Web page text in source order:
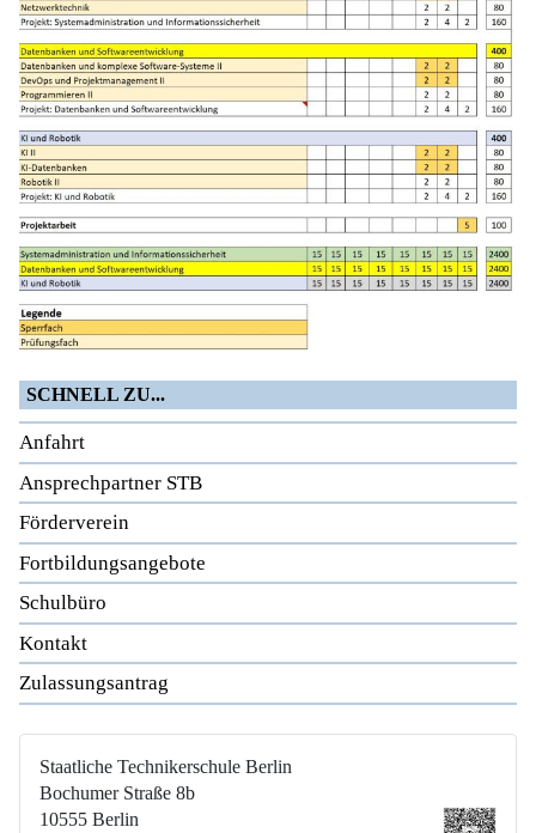
SCHNELL ZU...
Anfahrt
Ansprechpartner STB
Förderverein
Fortbildungsangebote
Schulbüro
Kontakt
Zulassungsantrag
Staatliche Technikerschule Berlin
Bochumer Straße 8b
10555 Berlin